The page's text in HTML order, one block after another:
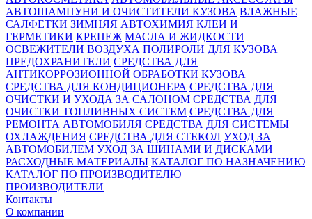
АВТОШАМПУНИ И ОЧИСТИТЕЛИ КУЗОВА ВЛАЖНЫЕ
САЛФЕТКИ ЗИМНЯЯ АВТОХИМИЯ КЛЕИ И
ГЕРМЕТИКИ КРЕПЕЖ МАСЛА И ЖИДКОСТИ
ОСВЕЖИТЕЛИ ВОЗДУХА ПОЛИРОЛИ ДЛЯ КУЗОВА
ПРЕДОХРАНИТЕЛИ СРЕДСТВА ДЛЯ
АНТИКОРРОЗИОННОЙ ОБРАБОТКИ КУЗОВА
СРЕДСТВА ДЛЯ КОНДИЦИОНЕРА СРЕДСТВА ДЛЯ
ОЧИСТКИ И УХОДА ЗА САЛОНОМ СРЕДСТВА ДЛЯ
ОЧИСТКИ ТОПЛИВНЫХ СИСТЕМ СРЕДСТВА ДЛЯ
РЕМОНТА АВТОМОБИЛЯ СРЕДСТВА ДЛЯ СИСТЕМЫ
ОХЛАЖДЕНИЯ СРЕДСТВА ДЛЯ СТЕКОЛ УХОД ЗА
АВТОМОБИЛЕМ УХОД ЗА ШИНАМИ И ДИСКАМИ
РАСХОДНЫЕ МАТЕРИАЛЫ КАТАЛОГ ПО НАЗНАЧЕНИЮ
КАТАЛОГ ПО ПРОИЗВОДИТЕЛЮ
ПРОИЗВОДИТЕЛИ
Контакты
О компании